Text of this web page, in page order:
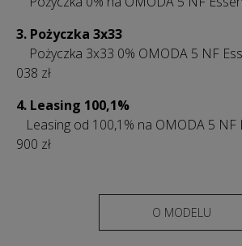
3. Pożyczka 3x33
Pożyczka 3x33 0% OMODA 5 NF
038 zł
4. Leasing 100,1%
Leasing od 100,1% na OMODA 5 NF
900 zł
O MODELU